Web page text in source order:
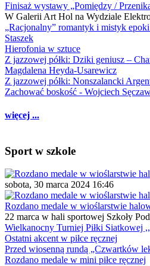
Finisaż wystawy „Pomiędzy /
W Galerii Art Hol na Wydziale
„Racjonalny” romantyk i mistyk
Staszek
Hierofonia w sztuce
Z jazzowej półki: Dziki geniusz –
Magdalena Heyda-Usarewicz
Z jazzowej półki: Nonszalancki
Zachować boskość - Wojciech
więcej ...
Sport w szkole
sobota, 30 marca 2024 16:46
Rozdano medale w wioślarstwie
22 marca w hali sportowej Szkoły
Wielkanocny Turniej Piłki Siatkowej
Ostatni akcent w piłce ręcznej
Przed wiosenną rundą „Czwartków
Rozdano medale w mini piłce ręcznej